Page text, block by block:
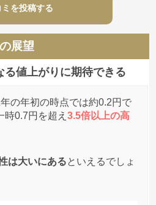
おかないとｗｗ
ン結構動くと予想
トークン(ZAIF) への投稿
方針が発表されて一時的に高
っぱりだね～(/・ω・)/
始めたり、実需が生まれな
ミを投稿する
展望
る値上がりに期待できる
の年初の時点では約0.2円で
時0.7円を超え3.5倍以上の高
は大いにあるといえるでしょ